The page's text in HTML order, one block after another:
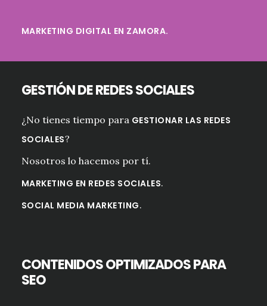
MARKETING DIGITAL EN ZAMORA.
GESTIÓN DE REDES SOCIALES
¿No tienes tiempo para GESTIONAR LAS REDES
SOCIALES?
Nosotros lo hacemos por tí.
MARKETING EN REDES SOCIALES.
SOCIAL MEDIA MARKETING.
CONTENIDOS OPTIMIZADOS PARA
SEO